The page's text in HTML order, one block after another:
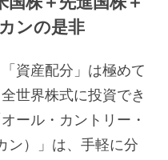
ンの是非
資産配分」は極めて
世界株式に投資でき
ール・カントリー・
ン）」は、手軽に分